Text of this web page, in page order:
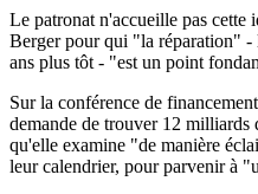
Le patronat n'accueille pas cette
Berger pour qui "la réparation" -
ans plus tôt - "est un point
Sur la conférence de
demande de trouver 12
qu'elle examine "de manière
leur calendrier, pour parvenir à